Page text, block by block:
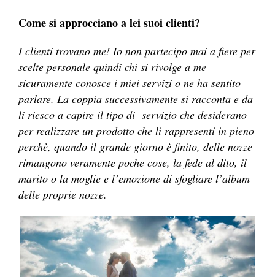
Come si approcciano a lei suoi clienti?
I clienti trovano me! Io non partecipo mai a fiere per
scelte personale quindi chi si rivolge a me
sicuramente conosce i miei servizi o ne ha sentito
parlare. La coppia successivamente si racconta e da
li riesco a capire il tipo di servizio che desiderano
per realizzare un prodotto che li rappresenti in pieno
perchè, quando il grande giorno è finito, delle nozze
rimangono veramente poche cose, la fede al dito, il
marito o la moglie e l’emozione di sfogliare l’album
delle proprie nozze.